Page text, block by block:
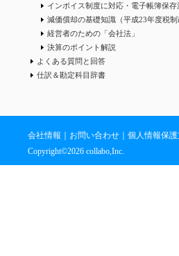
インボイス制度に対応・電子帳簿保存
減価償却の基礎知識（平成23年度税制
経営者のための「会社法」
決算のポイント解説
よくある質問と回答
仕訳＆勘定科目辞書
会社情報 お問い合わせ 個人情報保
Copyright©2026 collabo,Inc.